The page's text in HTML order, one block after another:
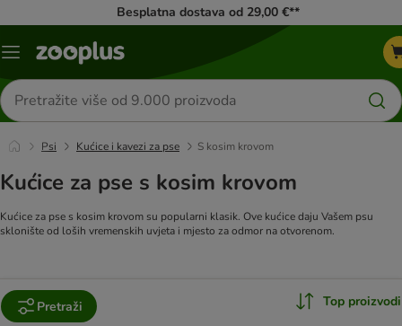
Besplatna dostava od 29,00 €**
Izbornik
Traži
proizvode
Psi Kućice i kavezi za pse S kosim krovom
Kućice za pse s kosim krovom
Kućice za pse s kosim krovom su popularni klasik. Ove kućice daju Vašem psu
sklonište od loših vremenskih uvjeta i mjesto za odmor na otvorenom.
Pretraži Top proizvodi